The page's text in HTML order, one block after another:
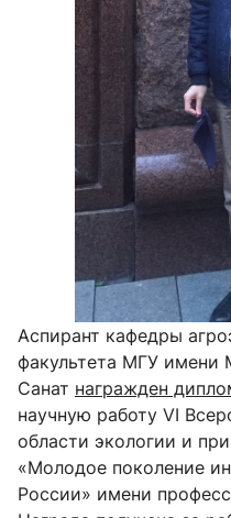
Аспирант кафедры
факультета МГУ имени
Санат награжден
научную работу VI
области экологии и
«Молодое поколение
России» имени